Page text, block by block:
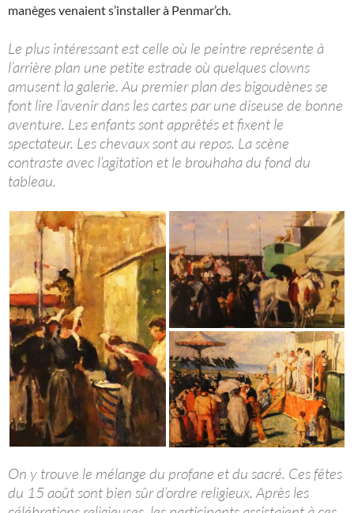
manèges venaient s’installer à Penmar’ch.
Le plus intéressant est celle où le peintre représente à
l’arrière plan une petite estrade où quelques clowns
amusent la galerie. Au premier plan des bigoudènes se
font lire l’avenir dans les cartes par une diseuse de bonne
aventure. Les enfants sont apprêtés et fixent le
spectateur. Les chevaux sont au repos. La scène
contraste avec l’agitation et le brouhaha du fond du
tableau.
On y trouve le mélange du profane et du sacré. Ces fêtes
du 15 août sont bien sûr d’ordre religieux. Après les